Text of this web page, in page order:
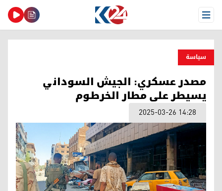
Open Menu
سیاسة
مصدر عسكري: الجيش السوداني
يسيطر على مطار الخرطوم
2025-03-26 14:28